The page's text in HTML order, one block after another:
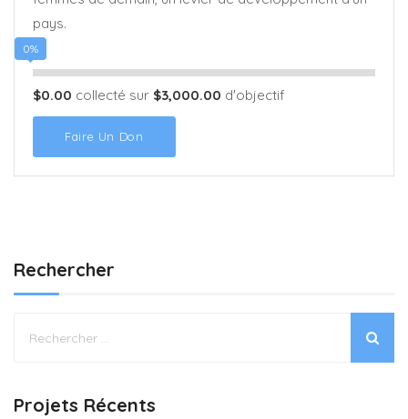
pays.
0%
$0.00 collecté sur $3,000.00 d'objectif
Faire Un Don
Rechercher
Projets Récents